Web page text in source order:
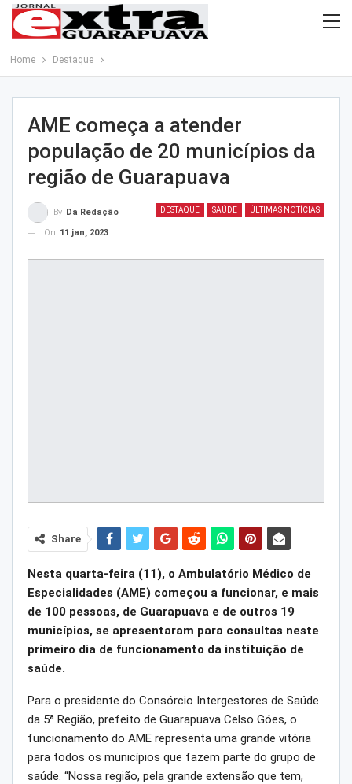
Home Destaque
AME começa a atender
população de 20 municípios da
região de Guarapuava
DESTAQUE SAÚDE ÚLTIMAS NOTÍCIAS
By Da Redação
On 11 jan, 2023
Share
Nesta quarta-feira (11), o Ambulatório Médico de
Especialidades (AME) começou a funcionar, e mais
de 100 pessoas, de Guarapuava e de outros 19
municípios, se apresentaram para consultas neste
primeiro dia de funcionamento da instituição de
saúde.
Para o presidente do Consórcio Intergestores de Saúde
da 5ª Região, prefeito de Guarapuava Celso Góes, o
funcionamento do AME representa uma grande vitória
para todos os municípios que fazem parte do grupo de
saúde. “Nossa região, pela grande extensão que tem,